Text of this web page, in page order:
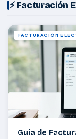
⚡ Facturación
FACTURACIÓN
Guía de